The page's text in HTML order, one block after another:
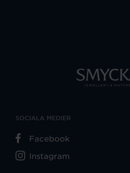
SOCIALA MEDIER
Facebook
Instagram